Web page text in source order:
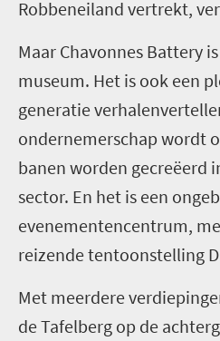
Robbeneiland vertrekt,
Maar Chavonnes Battery
museum. Het is ook een
generatie
ondernemerschap wordt
banen worden gecreëerd
sector. En het is een
evenementencentrum,
reizende tentoonstelling
Met meerdere
de Tafelberg op de